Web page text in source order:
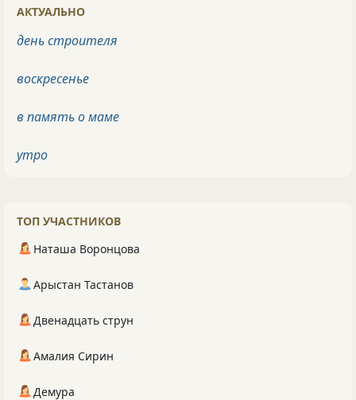
АКТУАЛЬНО
день строителя
воскресенье
в память о маме
утро
ТОП УЧАСТНИКОВ
Наташа Воронцова
Арыстан Тастанов
Двенадцать струн
Амалия Сирин
Демура